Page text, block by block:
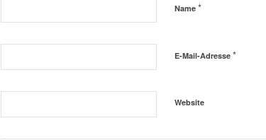
Name *
E-Mail-Adresse *
Website